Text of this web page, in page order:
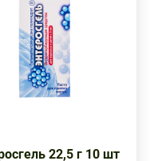
22,5 г 10 шт